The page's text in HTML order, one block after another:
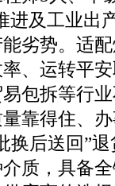
进及工业出
劣势。适
、运转平
包拆等行
靠得住、
换后送回”
质，具备